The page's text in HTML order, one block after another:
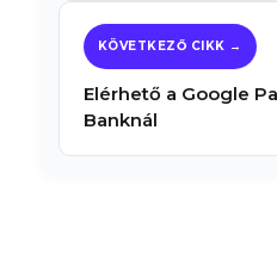
Elérhető a Google
Banknál